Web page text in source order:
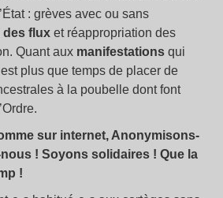
: grèves avec ou sans
des flux et réappropriation des
Quant aux manifestations qui
plus que temps de placer de
à la poubelle dont font
sur internet, Anonymisons-
! Soyons solidaires ! Que la
!